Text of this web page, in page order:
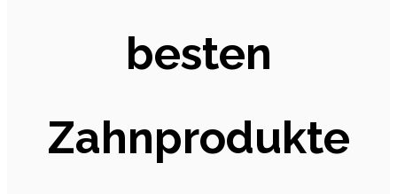
besten
Zahnprodukte